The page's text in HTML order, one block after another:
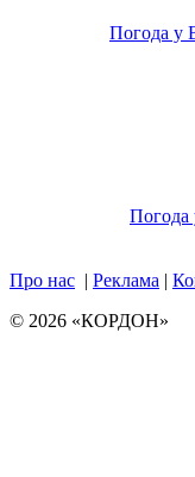
Погода у
Погода
Про нас | Реклама |
© 2026 «КОРДОН»